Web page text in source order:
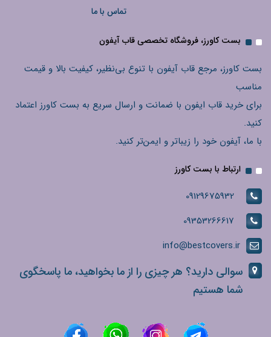
تماس با ما
بست کاورز، فروشگاه تخصصی قاب آیفون
بست کاورز، مرجع قاب آیفون با تنوع بی‌نظیر، کیفیت بالا و قیمت
مناسب
برای خرید قاب ایفون با ضمانت و ارسال سریع به بست کاورز اعتماد
کنید.
با ما، آیفون خود را زیباتر و ایمن‌تر کنید.
ارتباط با بست کاورز
09129675932
09353266617
info@bestcovers.ir
سوالی دارید؟ هر چیزی را از ما بخواهید، ما پاسخگوی
شما هستیم